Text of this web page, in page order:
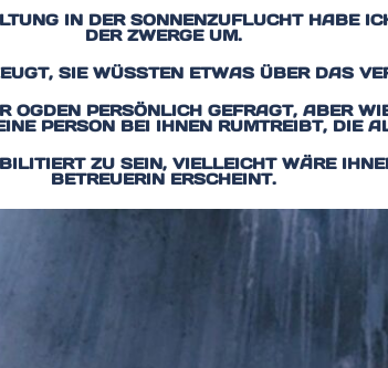
IN DER SONNENZUFLUCHT HABE
DER ZWERGE UM.
SIE WÜSSTEN ETWAS ÜBER DAS
OGDEN PERSÖNLICH GEFRAGT, ABER
PERSON BEI IHNEN RUMTREIBT, DIE
ZU SEIN, VIELLEICHT WÄRE
BETREUERIN ERSCHEINT.